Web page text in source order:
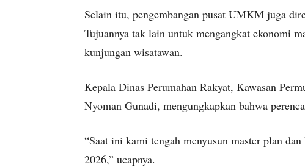
Selain itu, pengembangan pusat UMKM juga
Tujuannya tak lain untuk mengangkat ekonomi
kunjungan wisatawan.
Kepala Dinas Perumahan Rakyat, Kawasan
Nyoman Gunadi, mengungkapkan bahwa
“Saat ini kami tengah menyusun master plan
2026,” ucapnya.